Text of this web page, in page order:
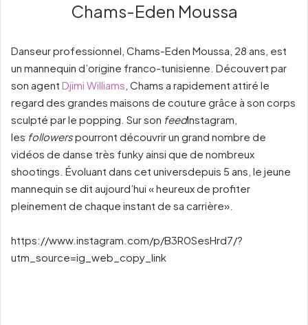
Chams-Eden Moussa
Danseur professionnel, Chams-Eden Moussa, 28 ans, est
un mannequin d’origine franco-tunisienne. Découvert par
son agent Djimi Williams , Chams a rapidement attiré le
regard des grandes maisons de couture grâce à son corps
sculpté par le popping. Sur son feedInstagram,
les followerspourront découvrir un grand nombre de
vidéos de danse très funky ainsi que de nombreux
shootings. Évoluant dans cet universdepuis 5 ans, le jeune
mannequin se dit aujourd’hui « heureux de profiter
pleinement de chaque instant de sa carrière».
https://www.instagram.com/p/B3R0SesHrd7/?
utm_source=ig_web_copy_link